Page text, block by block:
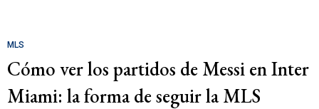
MLS
Cómo ver los partidos de Messi en Inter
Miami: la forma de seguir la MLS